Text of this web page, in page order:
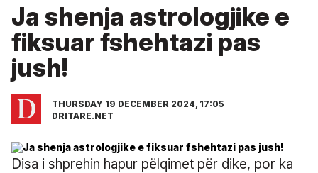
Ja shenja astrologjike e
fiksuar fshehtazi pas
jush!
THURSDAY 19 DECEMBER 2024, 17:05
DRITARE.NET
Disa i shprehin hapur pëlqimet për dike, por ka